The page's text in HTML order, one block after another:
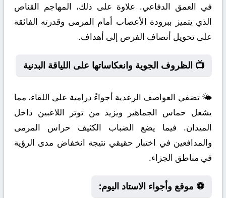
في العمق الدفاعي. علاوة على ذلك، المهاجم القناص
الذي يتميز ببرودة الأعصاب أمام المرمى وقدرته الفائقة
على تحويل أنصاف الفرص إلى أهداف.
📺 الظروف الجوية وانعكاساتها على اللياقة البدنية
🌤️ تضفي العواصف الرعدية أجواءً درامية على اللقاء، مما
يشعل حماس الجماهير ويزيد من توتر اللاعبين داخل
الميدان. فيما يضع الضباب الكثيف حراس المرمى
والمدافعين في اختبار حقيقي نتيجة انخفاض مدى الرؤية
في مناطق الجزاء.
⚽ موقع وأجواء الاستاد اليوم: